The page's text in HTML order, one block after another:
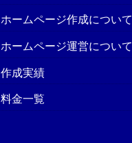
ホームページ作成について
ホームページ運営について
作成実績
料金一覧